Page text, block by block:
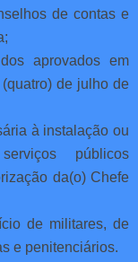
de contas e
aprovados em
de julho de
à instalação ou
públicos
da(o) Chefe
de militares, de
e penitenciários.